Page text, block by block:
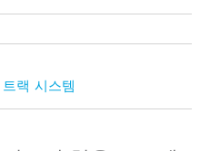
트랙 시스템